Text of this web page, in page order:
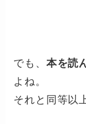
でも、 本を読
よね。
それと同等以